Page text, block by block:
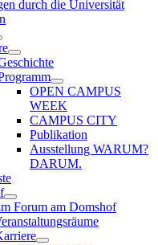
durch die Universität
OPEN CAMPUS
WEEK
CAMPUS CITY
Publikation
Ausstellung WARUM?
DARUM.
Forum am Domshof